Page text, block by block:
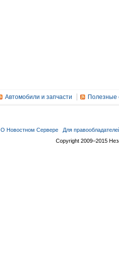
Автомобили и запчасти Полезные
О Новостном Сервере
Для
Copyright 2009–2015